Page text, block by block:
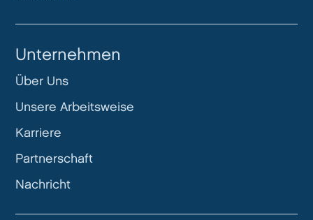
Unternehmen
Über Uns
Unsere Arbeitsweise
Karriere
Partnerschaft
Nachricht